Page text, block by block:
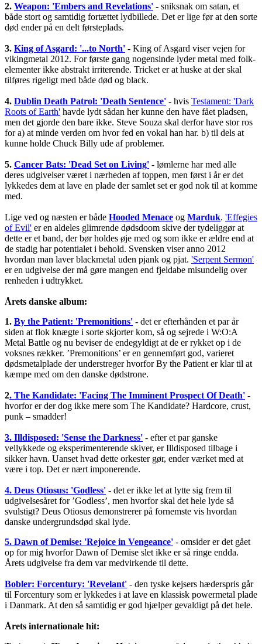
2. Weapon: 'Embers and Revelations' - sniksnak om satan, et
både stort og samtidig fortættet lydbillede. Det er lige før at den sorte
død ender på en delt førsteplads.
3. King of Asgard: '...to North' - King of Asgard viser vejen for
vikingmetal 2012. For første gang nogensinde lyder metal med folk-
elementer ikke abstrakt irriterende. Tricket er at huske at der skal
tilføres rigeligt med både død og black.
4. Dublin Death Patrol: 'Death Sentence' - hvis Testament: 'Dark
Roots of Earth' havde lydt sådan her kunne den have fået pladsen,
men det gjorde den bare ikke. Steve Souza skal derfor have stor ros
for a) at minde verden om hvor fed en vokal han har. b) til dels at
kunne holde Chuck Billy ude af problemer.
5. Cancer Bats: 'Dead Set on Living' - lømlerne har med alle
deres udgivelser været i nærheden af toppen, men først i år er det
lykkedes dem at lave en plade der samlet set er god nok til at komme
med.
Lige ved og næsten er både Hooded Menace og Marduk. 'Effegies
of Evil' er en aldeles glimrende dødsdoom skive der tydeliggør at
dette er et band, der bør holdes øje med og som ikke er ældre end at
de stadig har potentialet i behold. Svensken viser anno 2012
hvordan man laver blackmetal uden pjank og pjat. 'Serpent Sermon'
er en udgivelse der må gøre mangen end fjeldabe misundelig over
renheden i udtrykket.
Årets danske album:
1. By the Patient: 'Premonitions' - det er efterhånden et par år
siden at flok knægte i sorte skjorter kom, så og sejrede i W:O:A
Metal Battle og nu beviser de endegyldigt at de er rykket op i de
voksnes rækker. ’Premonitions’ er en gennemført god, varieret
dødsmetalplade der understreger hvorfor By the Patient er klar til at
kæmpe med om den danske dødstrone.
2. The Kandidate: 'Facing The Imminent Prospect Of Death' -
hvorfor er der dog ikke mere som The Kandidate? Hardcore, crust,
punk – smadder!
3. Illdisposed: 'Sense the Darkness' - efter et par ganske
vellykkede og eksperimenterende skiver, er Illdisposed tilbage i
sikker havn. Uanset hvad dette orkester gør, ender værket med at
være i top. Det er nært imponerende.
4. Deus Otiosus: 'Godless' - det er ikke let at lytte sig frem til
udgivelsesåret for ’Godless’, men hvorfor skal det hele lyde så
svulstigt? Deus Otiosus demonstrerer på fornemste vis hvordan
danske undergrundsdød skal lyde.
5. Dawn of Demise: 'Rejoice in Vengeance' - omsider er det gået
op for mig hvorfor Dawn of Demise slet ikke er så ringe endda.
Årets udgivelse fra dem var medvirkende til dette.
Bobler: Forcentury: 'Revelant' - den tyske kejsers hæderspris går
til Forcentury som er lykkedes i at lave en klassisk powermetal plade
i Danmark. At den så samtidig er god hjælper gevaldigt på det hele.
Årets internationale hit: